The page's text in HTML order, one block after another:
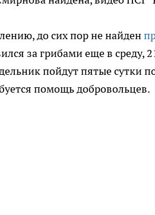
до сих пор не найден
за грибами еще в среду,
пойдут пятые сутки
помощь добровольцев.